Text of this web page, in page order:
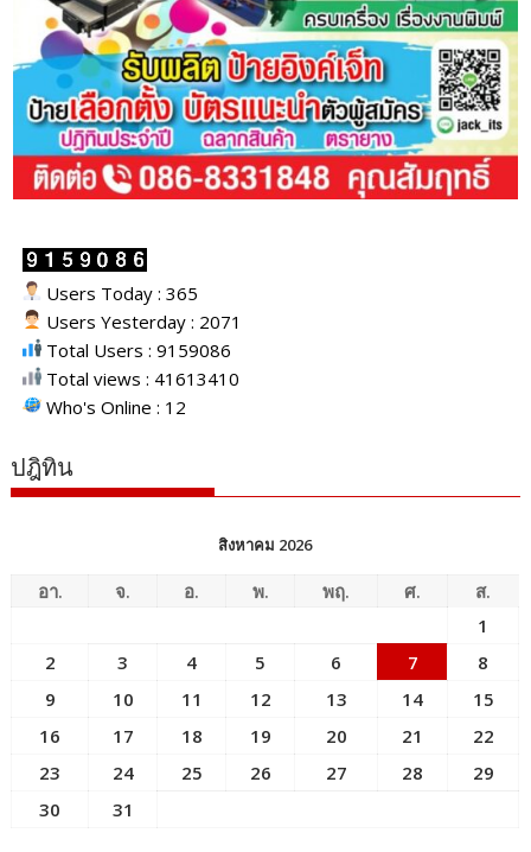
Users Today : 365
Users Yesterday : 2071
Total Users : 9159086
Total views : 41613410
Who's Online : 12
ปฎิทิน
สิงหาคม 2026
อา. จ. อ. พ. พฤ. ศ.
ส.
1
2
3 4 5 6 7
8
9
10 11 12 13 14
15
16
17 18 19 20 21
22
23
24 25 26 27 28
29
30
31